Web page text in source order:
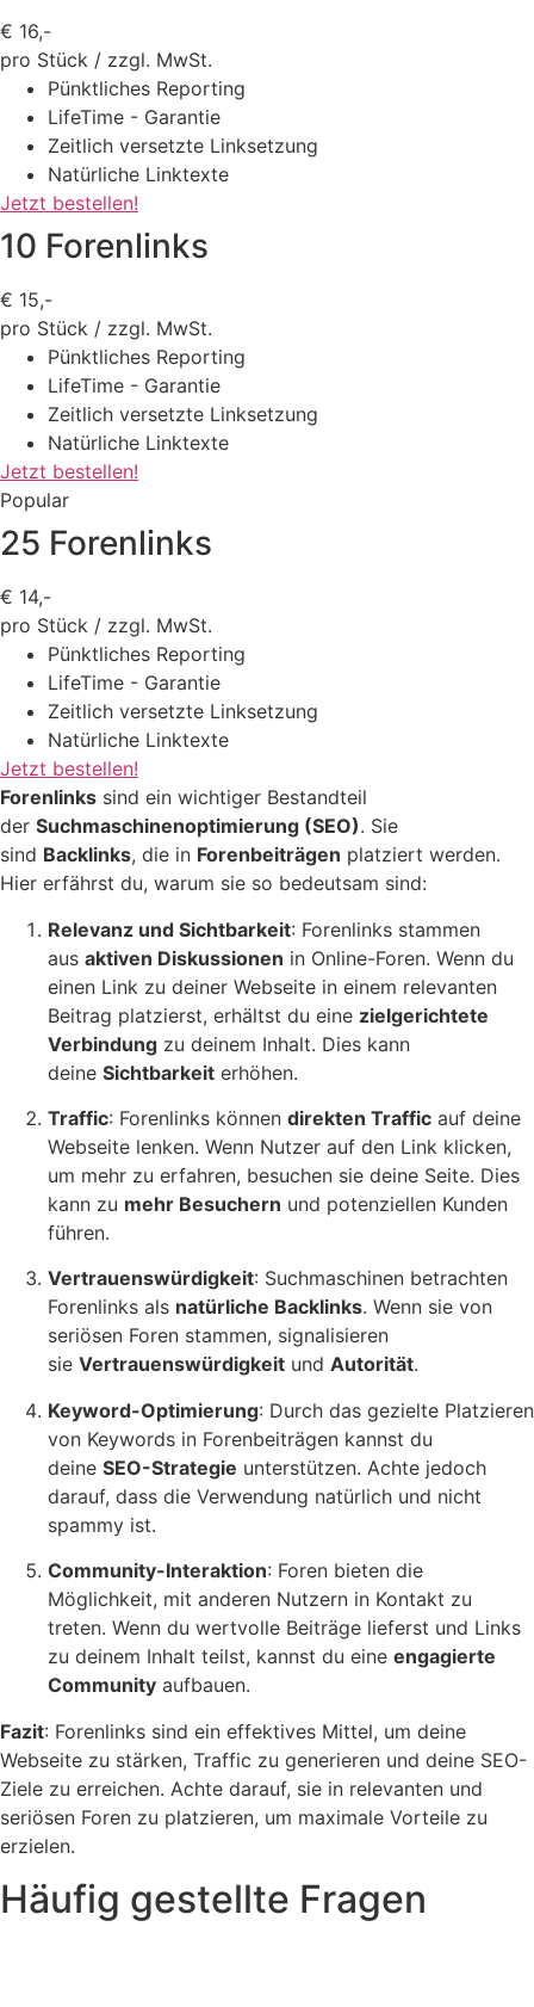
€ 16,-
pro Stück / zzgl. MwSt.
Pünktliches Reporting
LifeTime - Garantie
Zeitlich versetzte Linksetzung
Natürliche Linktexte
Jetzt bestellen!
10 Forenlinks
€ 15,-
pro Stück / zzgl. MwSt.
Pünktliches Reporting
LifeTime - Garantie
Zeitlich versetzte Linksetzung
Natürliche Linktexte
Jetzt bestellen!
Popular
25 Forenlinks
€ 14,-
pro Stück / zzgl. MwSt.
Pünktliches Reporting
LifeTime - Garantie
Zeitlich versetzte Linksetzung
Natürliche Linktexte
Jetzt bestellen!
Forenlinks sind ein wichtiger Bestandteil
der Suchmaschinenoptimierung (SEO). Sie
sind Backlinks, die in Forenbeiträgen platziert werden.
Hier erfährst du, warum sie so bedeutsam sind:
Relevanz und Sichtbarkeit: Forenlinks stammen
aus aktiven Diskussionen in Online-Foren. Wenn du
einen Link zu deiner Webseite in einem relevanten
Beitrag platzierst, erhältst du eine zielgerichtete
Verbindung zu deinem Inhalt. Dies kann
deine Sichtbarkeit erhöhen.
Traffic: Forenlinks können direkten Traffic auf deine
Webseite lenken. Wenn Nutzer auf den Link klicken,
um mehr zu erfahren, besuchen sie deine Seite. Dies
kann zu mehr Besuchern und potenziellen Kunden
führen.
Vertrauenswürdigkeit: Suchmaschinen betrachten
Forenlinks als natürliche Backlinks. Wenn sie von
seriösen Foren stammen, signalisieren
sie Vertrauenswürdigkeit und Autorität.
Keyword-Optimierung: Durch das gezielte Platzieren
von Keywords in Forenbeiträgen kannst du
deine SEO-Strategie unterstützen. Achte jedoch
darauf, dass die Verwendung natürlich und nicht
spammy ist.
Community-Interaktion: Foren bieten die
Möglichkeit, mit anderen Nutzern in Kontakt zu
treten. Wenn du wertvolle Beiträge lieferst und Links
zu deinem Inhalt teilst, kannst du eine engagierte
Community aufbauen.
Fazit: Forenlinks sind ein effektives Mittel, um deine
Webseite zu stärken, Traffic zu generieren und deine SEO-
Ziele zu erreichen. Achte darauf, sie in relevanten und
seriösen Foren zu platzieren, um maximale Vorteile zu
erzielen.
Häufig gestellte Fragen